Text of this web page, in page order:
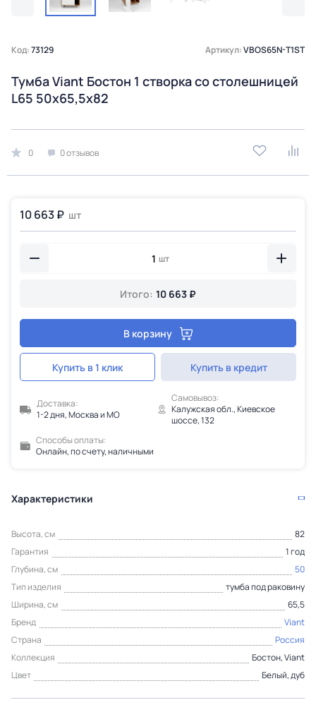
Код:73129 Артикул:VBOS65N-T1ST
Тумба Viant Бостон 1 створка со столешницей
L65 50х65,5х82
0 0 отзывов
10 663 ₽ шт
шт
Итого: 10 663 ₽
В корзину
Купить в 1 клик Купить в кредит
Доставка:
1-2 дня, Москва и МО
Самовывоз:
Калужская обл., Киевское
шоссе, 132
Способы оплаты:
Онлайн, по счету, наличными
Характеристики
Высота, см
82
Гарантия
1 год
Глубина, см
50
Тип изделия
тумба под раковину
Ширина, см
65,5
Бренд
Viant
Страна
Россия
Коллекция
Бостон, Viant
Цвет
Белый, дуб